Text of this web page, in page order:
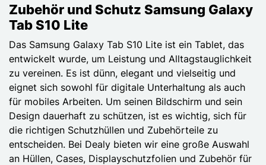
Zubehör und Schutz Samsung Galaxy
Tab S10 Lite
Das Samsung Galaxy Tab S10 Lite ist ein Tablet, das
entwickelt wurde, um Leistung und Alltagstauglichkeit
zu vereinen. Es ist dünn, elegant und vielseitig und
eignet sich sowohl für digitale Unterhaltung als auch
für mobiles Arbeiten. Um seinen Bildschirm und sein
Design dauerhaft zu schützen, ist es wichtig, sich für
die richtigen Schutzhüllen und Zubehörteile zu
entscheiden. Bei Dealy bieten wir eine große Auswahl
an Hüllen, Cases, Displayschutzfolien und Zubehör für